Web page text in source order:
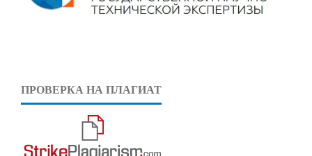
ПРОВЕРКА НА ПЛАГИАТ